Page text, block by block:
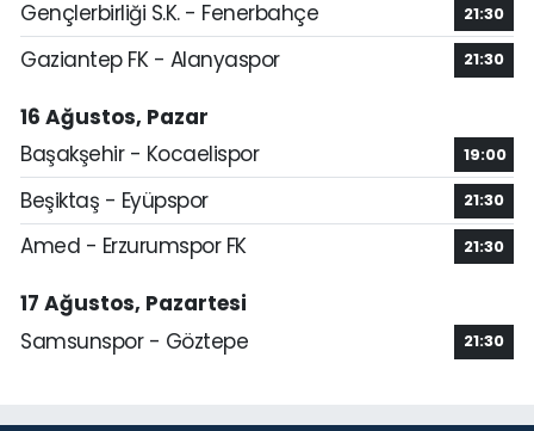
Gençlerbirliği S.K. - Fenerbahçe 21:30
Gaziantep FK - Alanyaspor 21:30
16 Ağustos, Pazar
Başakşehir - Kocaelispor
19:00
Beşiktaş - Eyüpspor 21:30
Amed - Erzurumspor FK 21:30
17 Ağustos, Pazartesi
Samsunspor - Göztepe
21:30